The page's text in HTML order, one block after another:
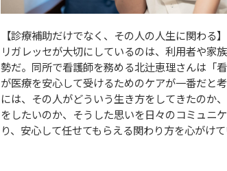
【診療補助だけでなく、その人の人生に関わる】
リガレッセが大切にしているのは、利用者や家
勢だ。同所で看護師を務める北辻恵理さんは「
が医療を安心して受けるためのケアが一番だと
には、その人がどういう生き方をしてきたのか
をしたいのか、そうした思いを日々のコミュニ
り、安心して任せてもらえる関わり方を心がけて